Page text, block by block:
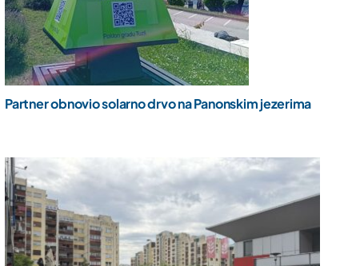
Partner obnovio solarno drvo na Panonskim jezerima